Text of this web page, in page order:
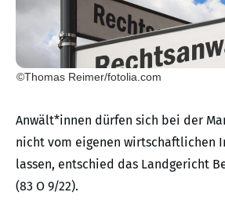
©Thomas Reimer/fotolia.com
Anwält*innen dürfen sich bei der
nicht vom eigenen wirtschaftlichen
lassen, entschied das Landgericht
(83 O 9/22).